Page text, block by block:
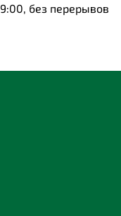
без перерывов